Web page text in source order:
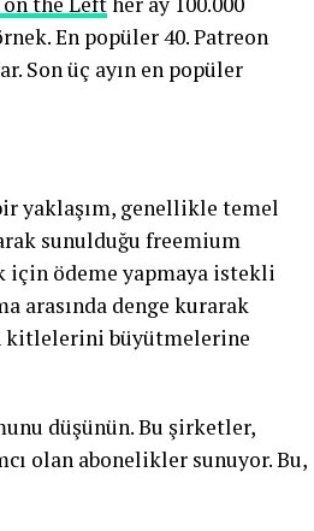
En popüler 40. Patreon
Son üç ayın en popüler
yaklaşım, genellikle temel
sunulduğu freemium
için ödeme yapmaya istekli
arasında denge kurarak
kitlelerini büyütmelerine
düşünün. Bu şirketler,
olan abonelikler sunuyor. Bu,